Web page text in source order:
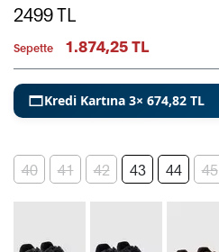
2499TL
Sepette 1.874,25 TL
Kredi Kartına 3× 674,82 TL
40 41 42 43 44 45